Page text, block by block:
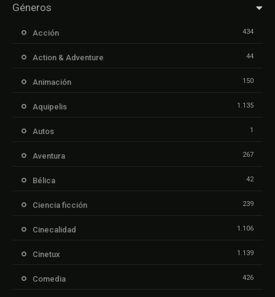
Géneros
Acción 434
Action & Adventure 44
Animación 150
Aquipelis 1.135
Autos 1
Aventura 267
Bélica 42
Ciencia ficción 239
Cinecalidad 1.106
Cinetux 1.139
Comedia 426